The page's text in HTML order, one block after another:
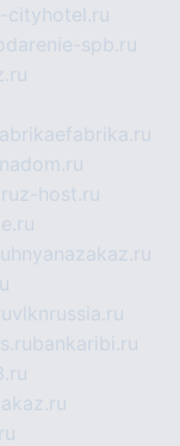
cityhotel.ru
spb.ru
z-host.ru
vlknrussia.ru
bankaribi.ru